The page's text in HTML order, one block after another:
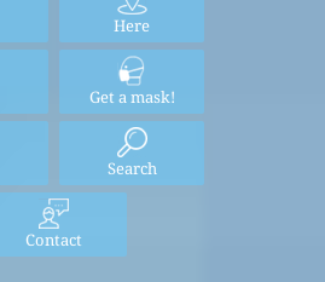
Here
Get a mask!
Search
Contact